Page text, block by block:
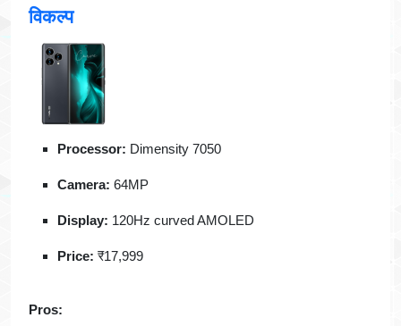
विकल्प
Processor: Dimensity 7050
Camera: 64MP
Display: 120Hz curved AMOLED
Price: ₹17,999
Pros: